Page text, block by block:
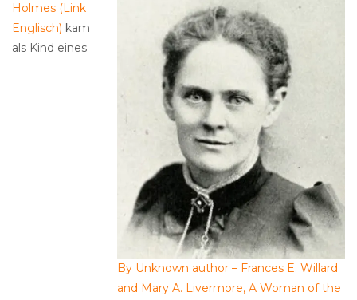
By Unknown author – Frances E. Willard
and Mary A. Livermore, A Woman of the
Holmes (Link
Englisch) kam
als Kind eines